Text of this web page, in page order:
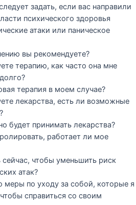
задать, если вас направили
психического здоровья
атаки или паническое
вы рекомендуете?
терапию, как часто она мне
терапия в моем случае?
лекарства, есть ли возможные
будет принимать лекарства?
работает ли мое
сейчас, чтобы уменьшить риск
атак?
меры по уходу за собой, которые я
справиться со своим